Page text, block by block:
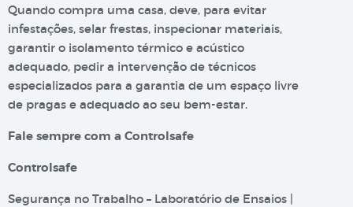
Quando compra uma casa, deve, para evitar
infestações, selar frestas, inspecionar materiais,
garantir o isolamento térmico e acústico
adequado, pedir a intervenção de técnicos
especializados para a garantia de um espaço livre
de pragas e adequado ao seu bem-estar.
Fale sempre com a Controlsafe
Controlsafe
Segurança no Trabalho – Laboratório de Ensaios |